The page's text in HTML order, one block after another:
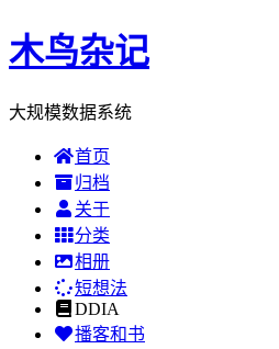
木鸟杂记
大规模数据系统
首页
归档
关于
分类
相册
短想法
DDIA
播客和书